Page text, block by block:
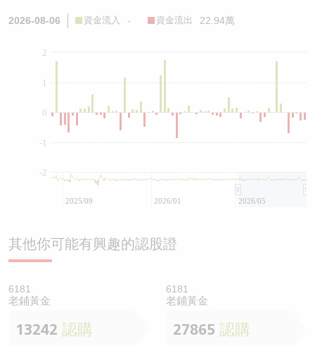
2026-08-06 資金流入 - 資金流出 22.94萬
0
-2
-1
1
2
2025/09 2026/01 2026/05
其他你可能有興趣的認股證
6181
老鋪黃金
13242 認購
6181
老鋪黃金
27865 認購